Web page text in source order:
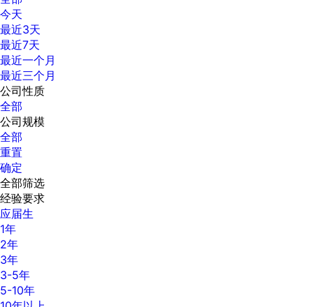
今天
最近3天
最近7天
最近一个月
最近三个月
公司性质
全部
公司规模
全部
重置
确定
全部筛选
经验要求
应届生
1年
2年
3年
3-5年
5-10年